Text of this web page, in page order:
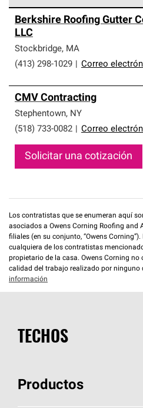
parte de una red exclusiva de
que cumplen con altos
de profesionalismo y
Berkshire Roofing Gutter
LLC
Stockbridge, MA
(413) 298-1029
Correo
CMV Contracting
Stephentown, NY
(518) 733-0082
Correo
Solicitar una cotización
Los contratistas que se enumeran aquí
asociados a Owens Corning Roofing and
filiales (en su conjunto, “Owens
cualquiera de los contratistas
propietario de la casa. Owens Corning
calidad del trabajo realizado por ninguno
información
TECHOS
Productos